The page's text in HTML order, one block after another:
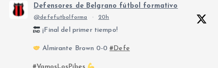
Defensores de Belgrano fútbol formativo
@defefutbolforma · 20h
¡Final del primer tiempo!
Almirante Brown 0-0#Defe